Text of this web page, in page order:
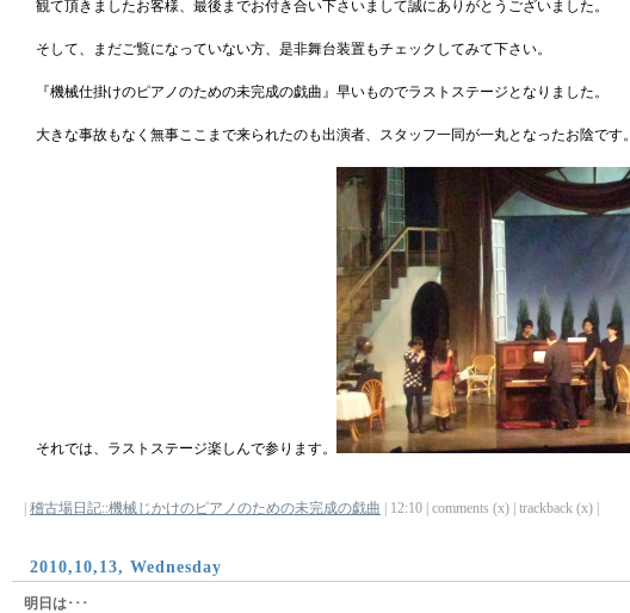
観て頂きましたお客様、最後までお付き合い下さいまして誠にありがとうございました。
そして、まだご覧になっていない方、是非舞台装置もチェックしてみて下さい。
『機械仕掛けのピアノのための未完成の戯曲』早いものでラストステージとなりました。
大きな事故もなく無事ここまで来られたのも出演者、スタッフ一同が一丸となったお陰です。
それでは、ラストステージ楽しんで参ります。
稽古場日記::機械じかけのピアノのための未完成の戯曲 | 12:10 | comments (x) | trackback (x) |
2010,10,13, Wednesday
明日は･･･